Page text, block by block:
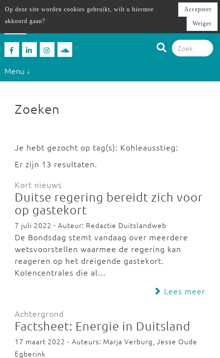
Menu ↓
Zoeken
Je hebt gezocht op tag(s): Kohleausstieg:
Er zijn 13 resultaten.
Kort nieuws
Duitse regering bereidt zich voor
op gastekort
7 juli 2022 - Auteur: Redactie Duitslandweb
De Bondsdag stemt vandaag over meerdere
wetsvoorstellen waarmee de regering kan
reageren op het dreigende gastekort.
Kolencentrales die al…
Lees meer
Achtergrond
Factsheet: Energie in Duitsland
17 maart 2022 - Auteurs: Marja Verburg, Jesse Oude
Egberink
Op deze site worden cookies gebruikt, wilt u hiermee
akkoord gaan?
Accepteer
Weiger